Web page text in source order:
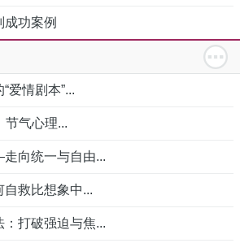
功案例
爱情剧本”...
气心理...
向统一与自由...
自救比想象中...
：打破强迫与焦...